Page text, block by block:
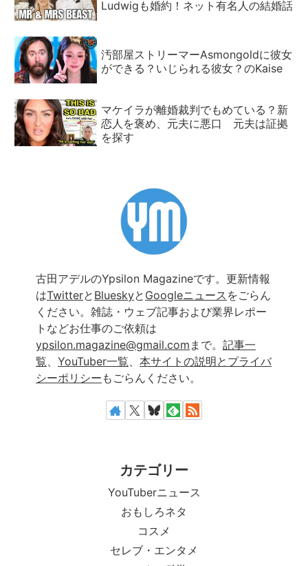
Ludwigも婚約！ネット有名人の結婚話
汚部屋ストリーマーAsmongoldに彼女
ができる？いじられる彼女？のKaise
マケイラが離婚裁判でもめている？新
恋人を褒め、元夫に悪口 元夫は証拠
を探す
古田アデルのYpsilon Magazineです。更新情報
はTwitterと Blueskyと Googleニュース をごらん
ください。雑誌・ウェブ記事および業界レポー
トなどお仕事のご依頼は
ypsilon.magazine@gmail.com まで。 記事一
覧
YouTuber一覧
本サイトの説明とプライバ
シーポリシー もごらんください。
カテゴリー
YouTuberニュース
おもしろネタ
コスメ
セレブ・エンタメ